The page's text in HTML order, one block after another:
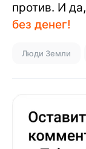
против. И да,
без денег!
Люди Земли